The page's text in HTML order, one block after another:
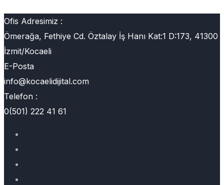
Ofis Adresimiz :
Ömerağa, Fethiye Cd. Öztalay İş Hanı Kat:1 D:173, 41300
İzmit/Kocaeli
E-Posta
info@kocaelidijital.com
Telefon :
0(501) 222 41 61